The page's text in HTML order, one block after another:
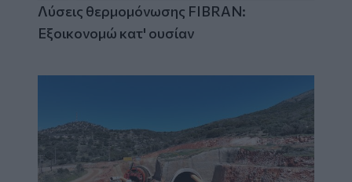
Λύσεις θερμομόνωσης FIBRAN:
Εξοικονομώ κατ' ουσίαν